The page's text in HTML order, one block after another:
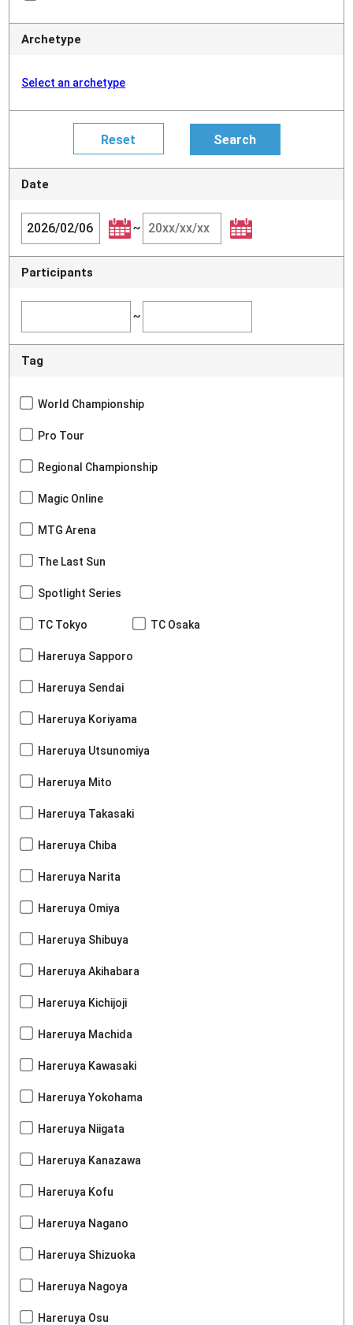
Archetype
Select an archetype
Date
~
Participants
~
Tag
World Championship
Pro Tour
Regional Championship
Magic Online
MTG Arena
The Last Sun
Spotlight Series
TC Tokyo TC Osaka
Hareruya Sapporo
Hareruya Sendai
Hareruya Koriyama
Hareruya Utsunomiya
Hareruya Mito
Hareruya Takasaki
Hareruya Chiba
Hareruya Narita
Hareruya Omiya
Hareruya Shibuya
Hareruya Akihabara
Hareruya Kichijoji
Hareruya Machida
Hareruya Kawasaki
Hareruya Yokohama
Hareruya Niigata
Hareruya Kanazawa
Hareruya Kofu
Hareruya Nagano
Hareruya Shizuoka
Hareruya Nagoya
Hareruya Osu